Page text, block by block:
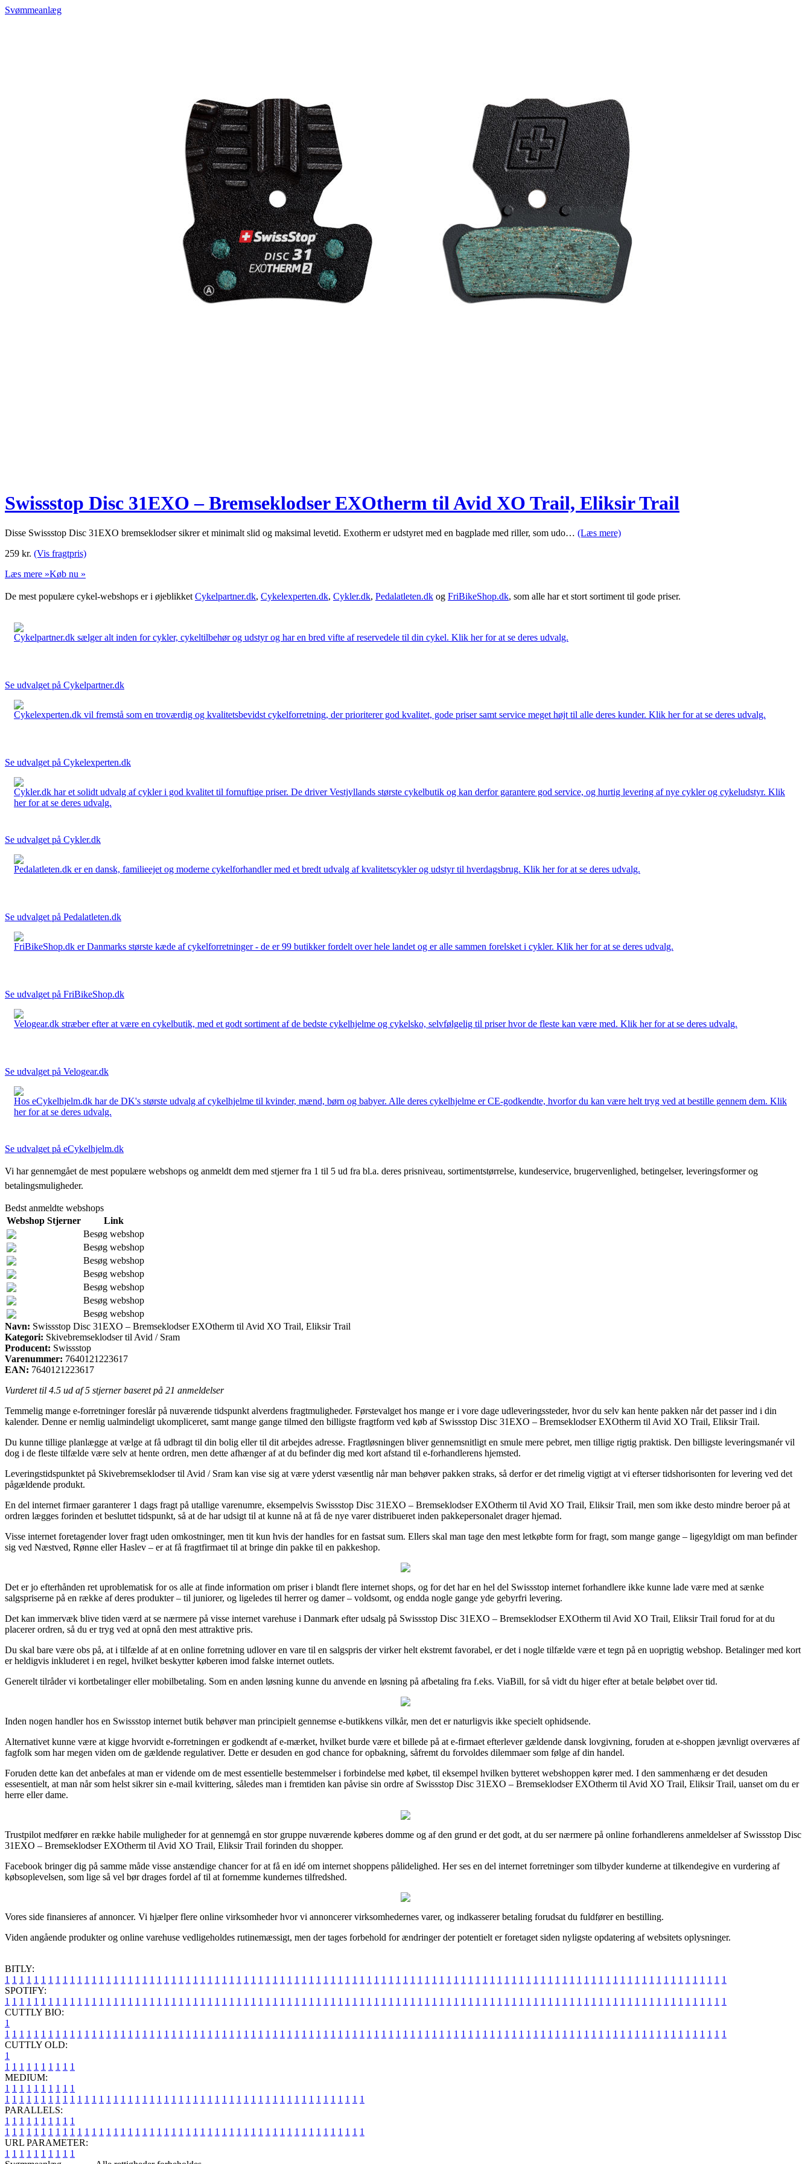
Svømmeanlæg
Swissstop Disc 31EXO – Bremseklodser EXOtherm til Avid XO Trail, Eliksir Trail
Disse Swissstop Disc 31EXO bremseklodser sikrer et minimalt slid og maksimal levetid. Exotherm er udstyret med en bagplade med riller, som udo… (Læs mere)
259 kr. (Vis fragtpris)
Læs mere »Køb nu »
De mest populære cykel-webshops er i øjeblikket Cykelpartner.dk, Cykelexperten.dk, Cykler.dk, Pedalatleten.dk og FriBikeShop.dk, som alle har et stort sortiment til gode priser.
Cykelpartner.dk sælger alt inden for cykler, cykeltilbehør og udstyr og har en bred vifte af reservedele til din cykel. Klik her for at se deres udvalg.
Se udvalget på Cykelpartner.dk
Cykelexperten.dk vil fremstå som en troværdig og kvalitetsbevidst cykelforretning, der prioriterer god kvalitet, gode priser samt service meget højt til alle deres kunder. Klik her for at se deres udvalg.
Se udvalget på Cykelexperten.dk
Cykler.dk har et solidt udvalg af cykler i god kvalitet til fornuftige priser. De driver Vestjyllands største cykelbutik og kan derfor garantere god service, og hurtig levering af nye cykler og cykeludstyr. Klik
her for at se deres udvalg.
Se udvalget på Cykler.dk
Pedalatleten.dk er en dansk, familieejet og moderne cykelforhandler med et bredt udvalg af kvalitetscykler og udstyr til hverdagsbrug. Klik her for at se deres udvalg.
Se udvalget på Pedalatleten.dk
FriBikeShop.dk er Danmarks største kæde af cykelforretninger - de er 99 butikker fordelt over hele landet og er alle sammen forelsket i cykler. Klik her for at se deres udvalg.
Se udvalget på FriBikeShop.dk
Velogear.dk stræber efter at være en cykelbutik, med et godt sortiment af de bedste cykelhjelme og cykelsko, selvfølgelig til priser hvor de fleste kan være med. Klik her for at se deres udvalg.
Se udvalget på Velogear.dk
Hos eCykelhjelm.dk har de DK's største udvalg af cykelhjelme til kvinder, mænd, børn og babyer. Alle deres cykelhjelme er CE-godkendte, hvorfor du kan være helt tryg ved at bestille gennem dem. Klik
her for at se deres udvalg.
Se udvalget på eCykelhjelm.dk
Vi har gennemgået de mest populære webshops og anmeldt dem med stjerner fra 1 til 5 ud fra bl.a. deres prisniveau, sortimentstørrelse, kundeservice, brugervenlighed, betingelser, leveringsformer og
betalingsmuligheder.
Bedst anmeldte webshops
Webshop Stjerner
Link
Besøg webshop
Besøg webshop
Besøg webshop
Besøg webshop
Besøg webshop
Besøg webshop
Besøg webshop
Navn: Swissstop Disc 31EXO – Bremseklodser EXOtherm til Avid XO Trail, Eliksir Trail
Kategori: Skivebremseklodser til Avid / Sram
Producent: Swissstop
Varenummer: 7640121223617
EAN: 7640121223617
Vurderet til 4.5 ud af 5 stjerner baseret på 21 anmeldelser
Temmelig mange e-forretninger foreslår på nuværende tidspunkt alverdens fragtmuligheder. Førstevalget hos mange er i vore dage udleveringssteder, hvor du selv kan hente pakken når det passer ind i din
kalender. Denne er nemlig ualmindeligt ukompliceret, samt mange gange tilmed den billigste fragtform ved køb af Swissstop Disc 31EXO – Bremseklodser EXOtherm til Avid XO Trail, Eliksir Trail.
Du kunne tillige planlægge at vælge at få udbragt til din bolig eller til dit arbejdes adresse. Fragtløsningen bliver gennemsnitligt en smule mere pebret, men tillige rigtig praktisk. Den billigste leveringsmanér vil
dog i de fleste tilfælde være selv at hente ordren, men dette afhænger af at du befinder dig med kort afstand til e-forhandlerens hjemsted.
Leveringstidspunktet på Skivebremseklodser til Avid / Sram kan vise sig at være yderst væsentlig når man behøver pakken straks, så derfor er det rimelig vigtigt at vi efterser tidshorisonten for levering ved det
pågældende produkt.
En del internet firmaer garanterer 1 dags fragt på utallige varenumre, eksempelvis Swissstop Disc 31EXO – Bremseklodser EXOtherm til Avid XO Trail, Eliksir Trail, men som ikke desto mindre beroer på at
ordren lægges forinden et besluttet tidspunkt, så at de har udsigt til at kunne nå at få de nye varer distribueret inden pakkepersonalet drager hjemad.
Visse internet foretagender lover fragt uden omkostninger, men tit kun hvis der handles for en fastsat sum. Ellers skal man tage den mest letkøbte form for fragt, som mange gange – ligegyldigt om man befinder
sig ved Næstved, Rønne eller Haslev – er at få fragtfirmaet til at bringe din pakke til en pakkeshop.
Det er jo efterhånden ret uproblematisk for os alle at finde information om priser i blandt flere internet shops, og for det har en hel del Swissstop internet forhandlere ikke kunne lade være med at sænke
salgspriserne på en række af deres produkter – til juniorer, og ligeledes til herrer og damer – voldsomt, og endda nogle gange yde gebyrfri levering.
Det kan immervæk blive tiden værd at se nærmere på visse internet varehuse i Danmark efter udsalg på Swissstop Disc 31EXO – Bremseklodser EXOtherm til Avid XO Trail, Eliksir Trail forud for at du
placerer ordren, så du er tryg ved at opnå den mest attraktive pris.
Du skal bare være obs på, at i tilfælde af at en online forretning udlover en vare til en salgspris der virker helt ekstremt favorabel, er det i nogle tilfælde være et tegn på en uoprigtig webshop. Betalinger med kort
er heldigvis inkluderet i en regel, hvilket beskytter køberen imod falske internet outlets.
Generelt tilråder vi kortbetalinger eller mobilbetaling. Som en anden løsning kunne du anvende en løsning på afbetaling fra f.eks. ViaBill, for så vidt du higer efter at betale beløbet over tid.
Inden nogen handler hos en Swissstop internet butik behøver man principielt gennemse e-butikkens vilkår, men det er naturligvis ikke specielt ophidsende.
Alternativet kunne være at kigge hvorvidt e-forretningen er godkendt af e-mærket, hvilket burde være et billede på at e-firmaet efterlever gældende dansk lovgivning, foruden at e-shoppen jævnligt overværes af
fagfolk som har megen viden om de gældende regulativer. Dette er desuden en god chance for opbakning, såfremt du forvoldes dilemmaer som følge af din handel.
Foruden dette kan det anbefales at man er vidende om de mest essentielle bestemmelser i forbindelse med købet, til eksempel hvilken bytteret webshoppen kører med. I den sammenhæng er det desuden
essesentielt, at man når som helst sikrer sin e-mail kvittering, således man i fremtiden kan påvise sin ordre af Swissstop Disc 31EXO – Bremseklodser EXOtherm til Avid XO Trail, Eliksir Trail, uanset om du er
herre eller dame.
Trustpilot medfører en række habile muligheder for at gennemgå en stor gruppe nuværende køberes domme og af den grund er det godt, at du ser nærmere på online forhandlerens anmeldelser af Swissstop Disc
31EXO – Bremseklodser EXOtherm til Avid XO Trail, Eliksir Trail forinden du shopper.
Facebook bringer dig på samme måde visse anstændige chancer for at få en idé om internet shoppens pålidelighed. Her ses en del internet forretninger som tilbyder kunderne at tilkendegive en vurdering af
købsoplevelsen, som lige så vel bør drages fordel af til at fornemme kundernes tilfredshed.
Vores side finansieres af annoncer. Vi hjælper flere online virksomheder hvor vi annoncerer virksomhedernes varer, og indkasserer betaling forudsat du fuldfører en bestilling.
Viden angående produkter og online varehuse vedligeholdes rutinemæssigt, men der tages forbehold for ændringer der potentielt er foretaget siden nyligste opdatering af websitets oplysninger.
BITLY:
1 1 1 1 1 1 1 1 1 1 1 1 1 1 1 1 1 1 1 1 1 1 1 1 1 1 1 1 1 1 1 1 1 1 1 1 1 1 1 1 1 1 1 1 1 1 1 1 1 1 1 1 1 1 1 1 1 1 1 1 1 1 1 1 1 1 1 1 1 1 1 1 1 1 1 1 1 1 1 1 1 1 1 1 1 1 1 1 1 1 1 1 1 1 1 1 1 1 1 1
SPOTIFY:
1 1 1 1 1 1 1 1 1 1 1 1 1 1 1 1 1 1 1 1 1 1 1 1 1 1 1 1 1 1 1 1 1 1 1 1 1 1 1 1 1 1 1 1 1 1 1 1 1 1 1 1 1 1 1 1 1 1 1 1 1 1 1 1 1 1 1 1 1 1 1 1 1 1 1 1 1 1 1 1 1 1 1 1 1 1 1 1 1 1 1 1 1 1 1 1 1 1 1 1
CUTTLY BIO:
1
1 1 1 1 1 1 1 1 1 1 1 1 1 1 1 1 1 1 1 1 1 1 1 1 1 1 1 1 1 1 1 1 1 1 1 1 1 1 1 1 1 1 1 1 1 1 1 1 1 1 1 1 1 1 1 1 1 1 1 1 1 1 1 1 1 1 1 1 1 1 1 1 1 1 1 1 1 1 1 1 1 1 1 1 1 1 1 1 1 1 1 1 1 1 1 1 1 1 1 1
CUTTLY OLD:
1
1 1 1 1 1 1 1 1 1 1
MEDIUM:
1 1 1 1 1 1 1 1 1 1
1 1 1 1 1 1 1 1 1 1 1 1 1 1 1 1 1 1 1 1 1 1 1 1 1 1 1 1 1 1 1 1 1 1 1 1 1 1 1 1 1 1 1 1 1 1 1 1 1 1
PARALLELS:
1 1 1 1 1 1 1 1 1 1
1 1 1 1 1 1 1 1 1 1 1 1 1 1 1 1 1 1 1 1 1 1 1 1 1 1 1 1 1 1 1 1 1 1 1 1 1 1 1 1 1 1 1 1 1 1 1 1 1 1
URL PARAMETER:
1 1 1 1 1 1 1 1 1 1